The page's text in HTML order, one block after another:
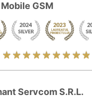
GSM
Servcom S.R.L.